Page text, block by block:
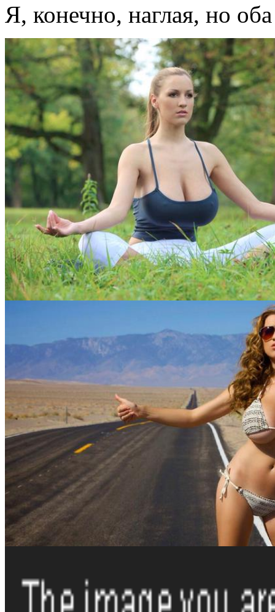
Я, конечно, наглая, но